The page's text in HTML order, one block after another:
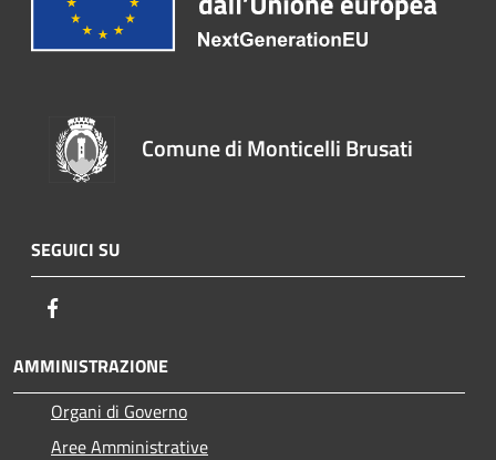
Comune di Monticelli Brusati
SEGUICI SU
AMMINISTRAZIONE
Organi di Governo
Aree Amministrative